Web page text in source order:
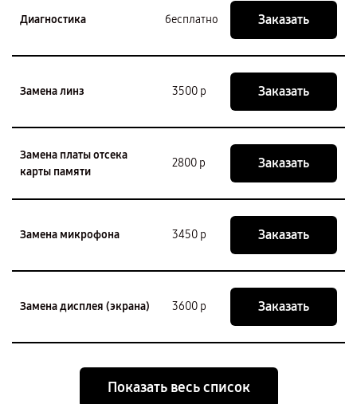
Диагностика бесплатно Заказать
Замена линз 3500 р Заказать
Замена платы отсека
карты памяти
2800 р Заказать
Замена микрофона 3450 р Заказать
Замена дисплея (экрана) 3600 р Заказать
Показать весь список